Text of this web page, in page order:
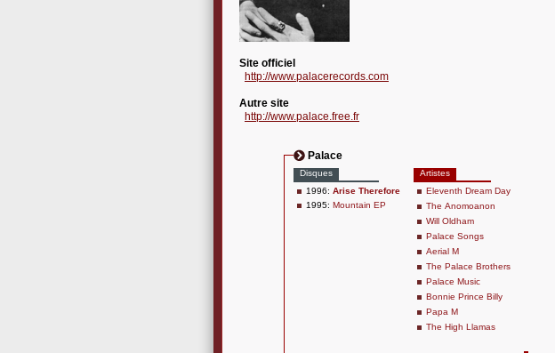
Site officiel
http://www.palacerecords.com
Autre site
http://www.palace.free.fr
Palace
Disques
1996: Arise Therefore
1995: Mountain EP
Artistes
Eleventh Dream Day
The Anomoanon
Will Oldham
Palace Songs
Aerial M
The Palace Brothers
Palace Music
Bonnie Prince Billy
Papa M
The High Llamas